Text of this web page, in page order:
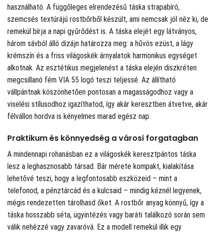
használható. A függőleges elrendezésű táska strapabíró,
szemcsés textúrájú rostbőrből készült, ami nemcsak jól néz ki, de
remekül bírja a napi gyűrődést is. A táska elejét egy látványos,
három sávból álló dizájn határozza meg: a hűvös ezüst, a lágy
krémszín és a friss világoskék árnyalatok harmonikus egységet
alkotnak. Az esztétikus megjelenést a táska elején diszkréten
megcsillanó fém VIA 55 logó teszi teljessé. Az állítható
vállpántnak köszönhetően pontosan a magasságodhoz vagy a
viselési stílusodhoz igazíthatod, így akár keresztben átvetve, akár
félvállon hordva is kényelmes marad egész nap.
Praktikum és könnyedség a városi forgatagban
A mindennapi rohanásban ez a világoskék keresztpántos táska
lesz a leghasznosabb társad. Bár mérete kompakt, kialakítása
lehetővé teszi, hogy a legfontosabb eszközeid – mint a
telefonod, a pénztárcád és a kulcsaid – mindig kéznél legyenek,
mégis rendezetten tárolhasd őket. A rostbőr anyag könnyű, így a
táska hosszabb séta, ügyintézés vagy baráti találkozó során sem
válik nehézzé vagy zavaróvá. Ez a modell remekül illik egy